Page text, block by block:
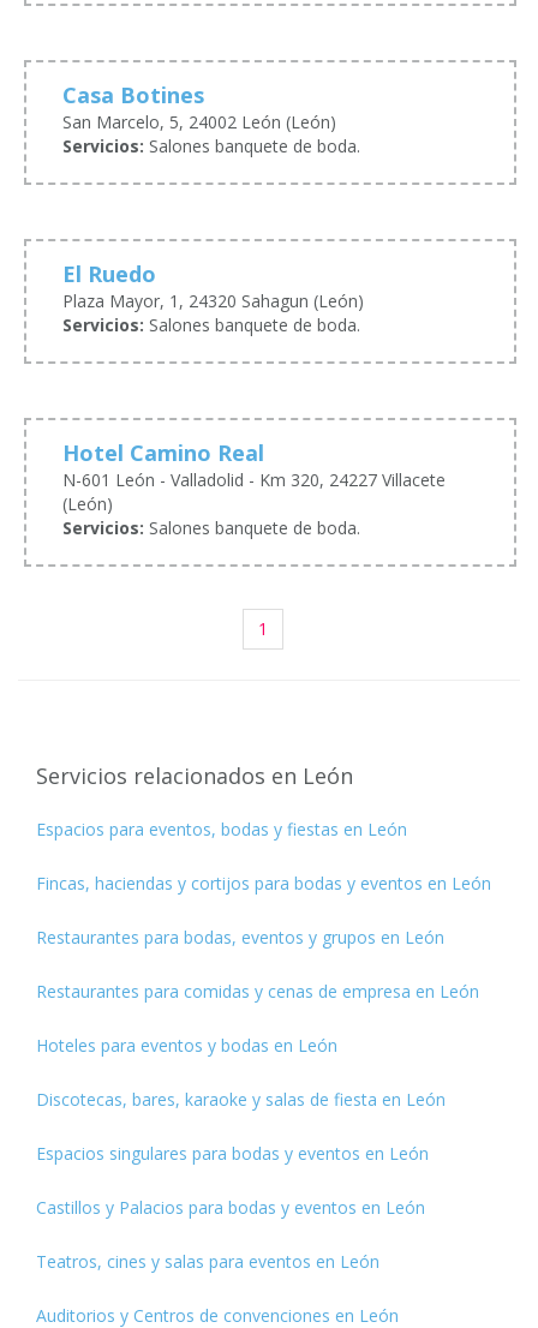
Casa Botines
San Marcelo, 5, 24002 León (León)
Servicios: Salones banquete de boda.
El Ruedo
Plaza Mayor, 1, 24320 Sahagun (León)
Servicios: Salones banquete de boda.
Hotel Camino Real
N-601 León - Valladolid - Km 320, 24227 Villacete
(León)
Servicios: Salones banquete de boda.
1
Servicios relacionados en León
Espacios para eventos, bodas y fiestas en León
Fincas, haciendas y cortijos para bodas y eventos en León
Restaurantes para bodas, eventos y grupos en León
Restaurantes para comidas y cenas de empresa en León
Hoteles para eventos y bodas en León
Discotecas, bares, karaoke y salas de fiesta en León
Espacios singulares para bodas y eventos en León
Castillos y Palacios para bodas y eventos en León
Teatros, cines y salas para eventos en León
Auditorios y Centros de convenciones en León